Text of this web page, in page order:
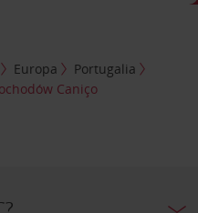
Europa
Portugalia
Caniço